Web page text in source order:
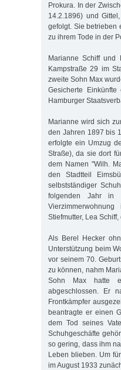
Prokura. In der
14.2.1896) und
gefolgt. Sie betrieben
zu ihrem Tode in der
Marianne Schiff
Kampstraße 29 im
zweite Sohn Max
Gesicherte
Hamburger
Marianne wird sich
den Jahren 1897 bis
erfolgte ein Umzug
Straße), da sie dort
dem Namen "Wilh.
den Stadtteil
selbstständiger
folgenden Jahr in
Stiefmutter, Lea
Als Berel Hecker
Unterstützung beim
vor seinem 70.
zu können, nahm
Sohn Max hatte
abgeschlossen. Er
Frontkämpfer
beantragte er einen
dem Tod seines
Schuhgeschäfte
so gering, dass ihm
Leben blieben. Um
im August 1933